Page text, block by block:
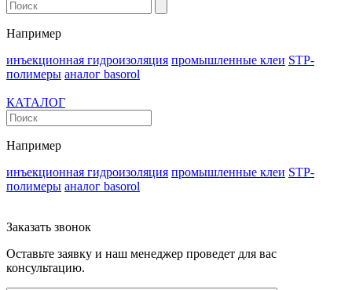
Например
инъекционная гидроизоляция промышленные клеи STP-
полимеры аналог basorol
КАТАЛОГ
Например
инъекционная гидроизоляция промышленные клеи STP-
полимеры аналог basorol
Заказать звонок
Оставьте заявку и наш менеджер проведет для вас
консультацию.